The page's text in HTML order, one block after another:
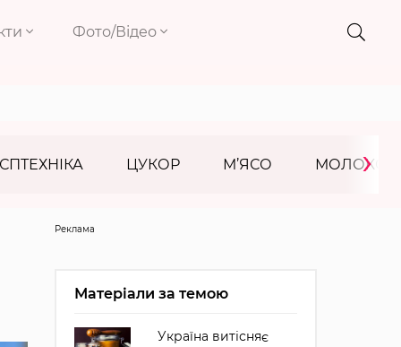
Фото/Відео
ЦУКОР М’ЯСО МОЛОКО
›
Реклама
Матеріали за темою
Україна витісняє